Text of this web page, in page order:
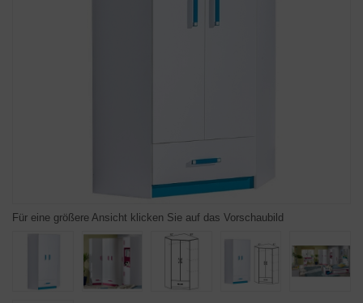
Für eine größere Ansicht klicken Sie auf das Vorschaubild